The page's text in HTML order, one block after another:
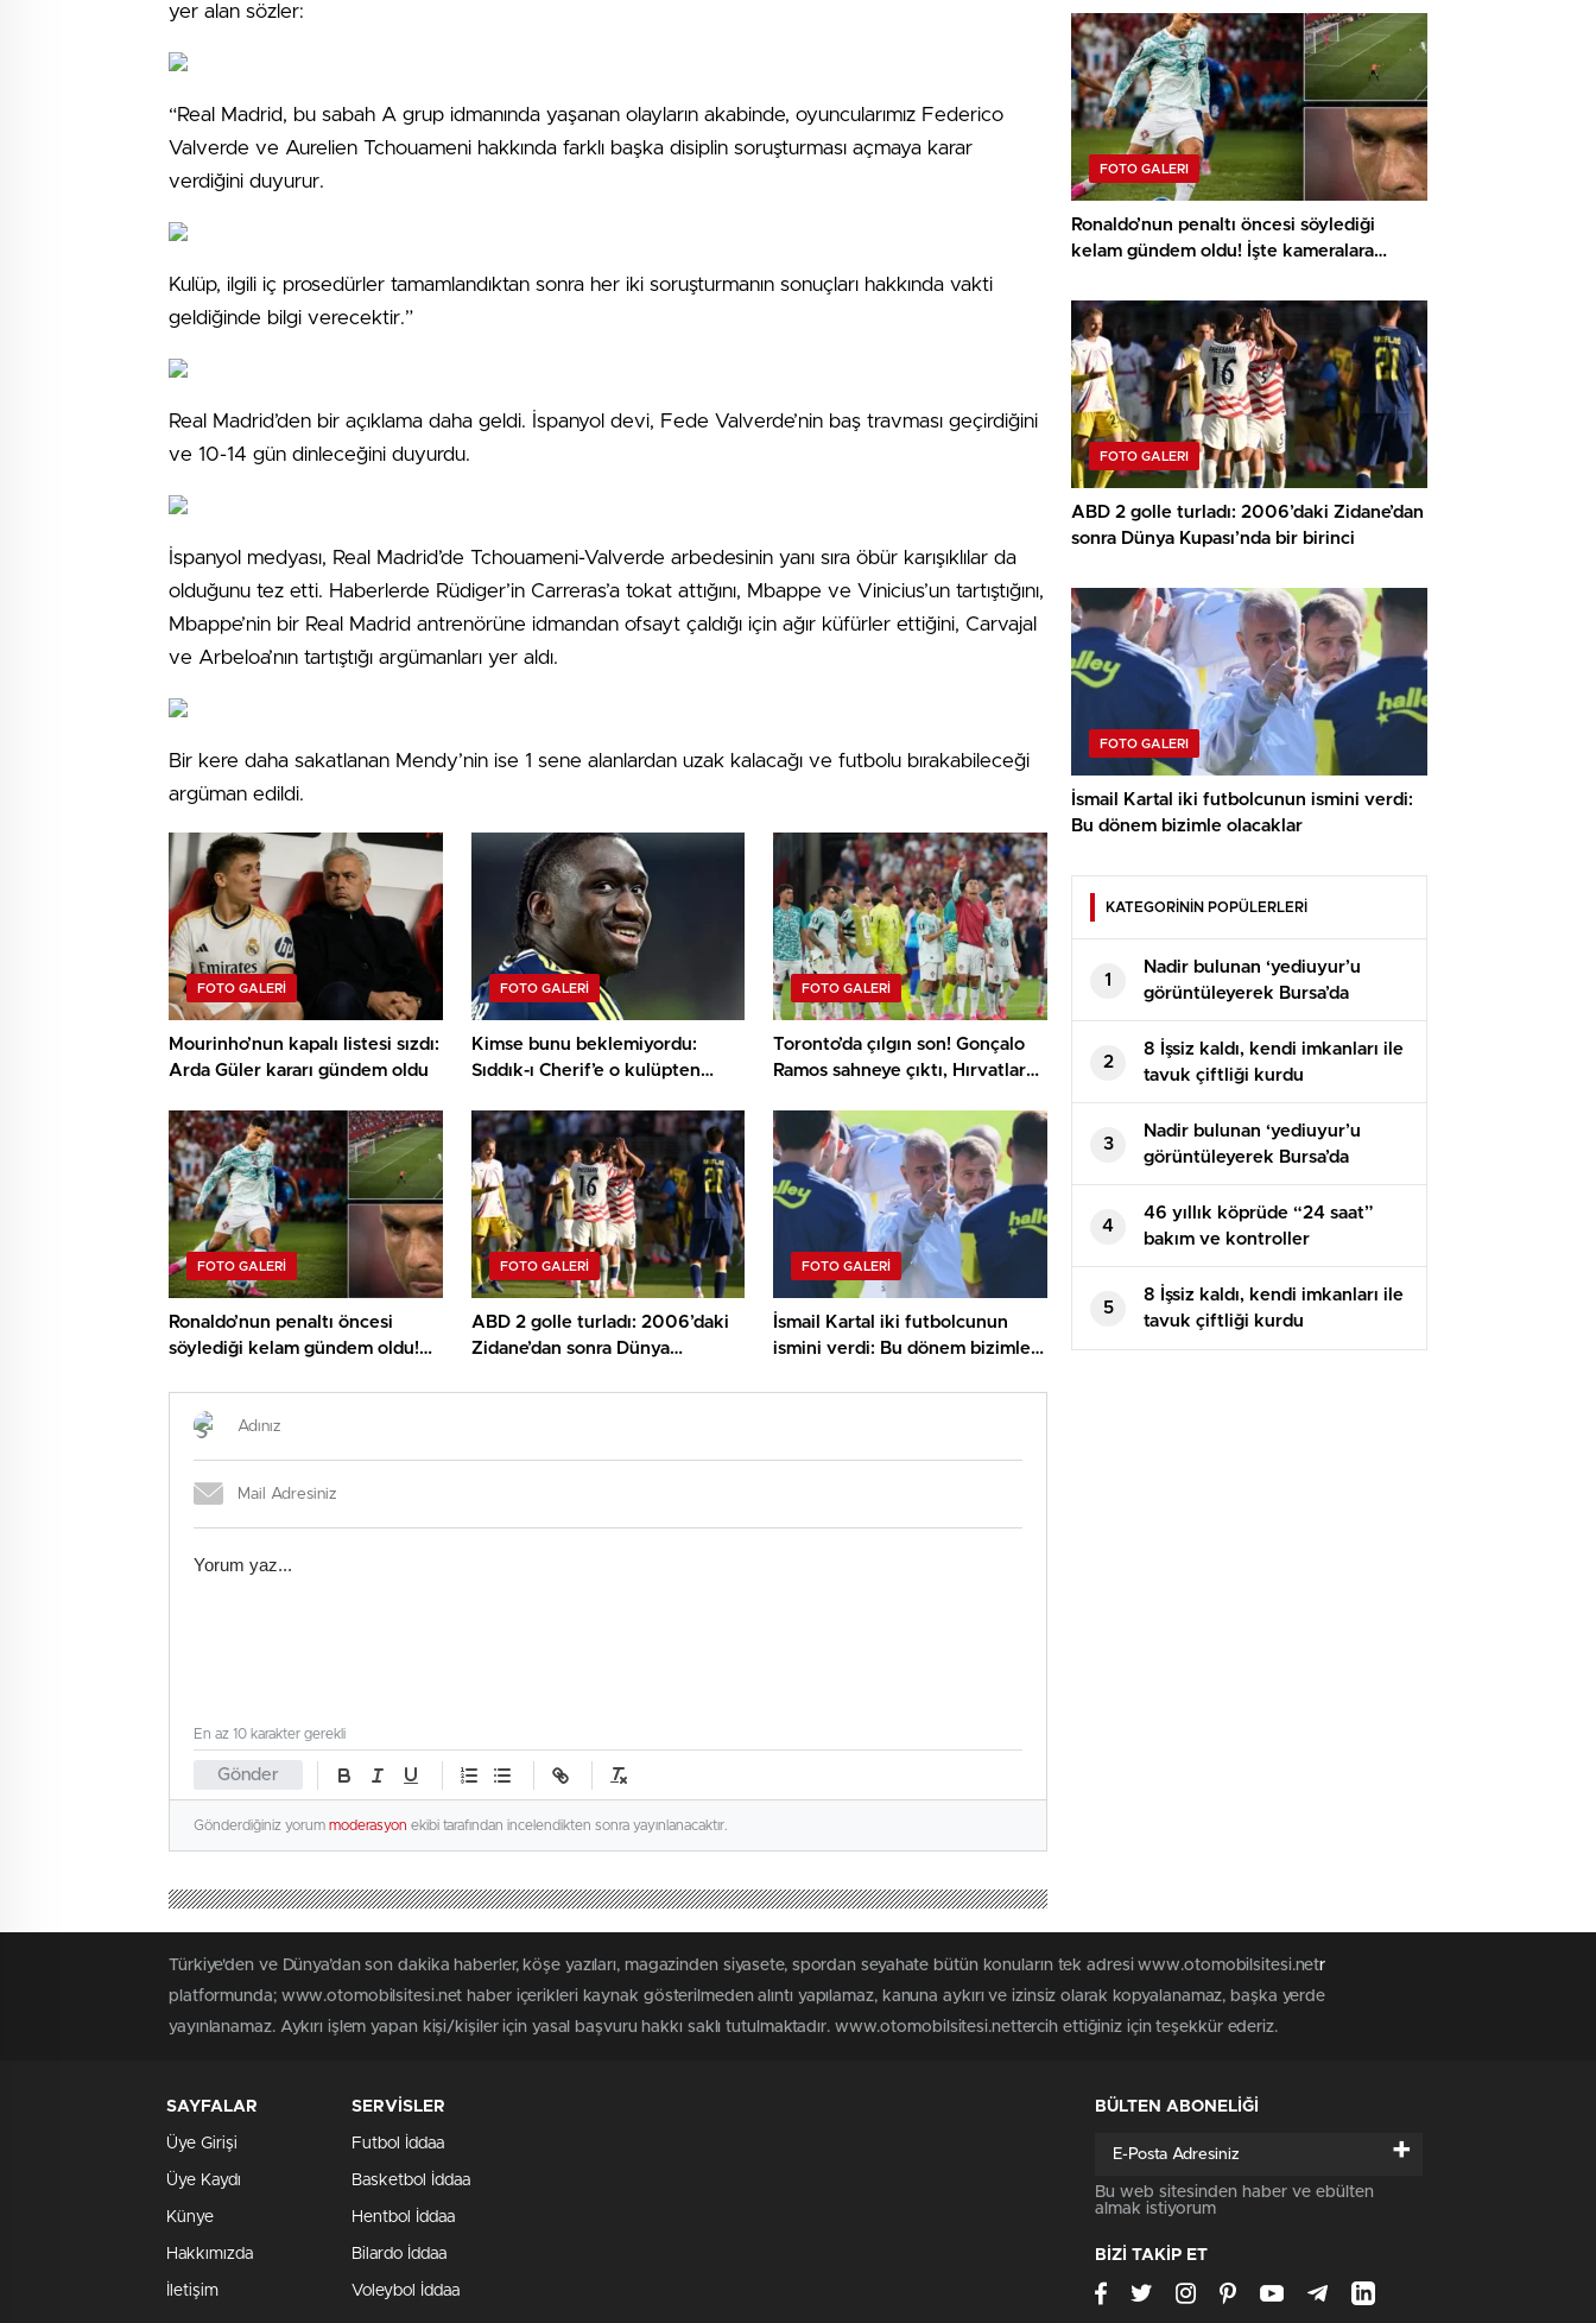
yer alan sözler:
“Real Madrid, bu sabah A grup idmanında yaşanan olayların akabinde, oyuncularımız Federico
Valverde ve Aurelien Tchouameni hakkında farklı başka disiplin soruşturması açmaya karar
verdiğini duyurur.
Kulüp, ilgili iç prosedürler tamamlandıktan sonra her iki soruşturmanın sonuçları hakkında vakti
geldiğinde bilgi verecektir.”
Real Madrid’den bir açıklama daha geldi. İspanyol devi, Fede Valverde’nin baş travması geçirdiğini
ve 10-14 gün dinleceğini duyurdu.
İspanyol medyası, Real Madrid’de Tchouameni-Valverde arbedesinin yanı sıra öbür karışıklılar da
olduğunu tez etti. Haberlerde Rüdiger’in Carreras’a tokat attığını, Mbappe ve Vinicius’un tartıştığını,
Mbappe’nin bir Real Madrid antrenörüne idmandan ofsayt çaldığı için ağır küfürler ettiğini, Carvajal
ve Arbeloa’nın tartıştığı argümanları yer aldı.
Bir kere daha sakatlanan Mendy’nin ise 1 sene alanlardan uzak kalacağı ve futbolu bırakabileceği
argüman edildi.
FOTO GALERI
Mourinho’nun kapalı listesi sızdı:
Arda Güler kararı gündem oldu
FOTO GALERI
Kimse bunu beklemiyordu:
Sıddık-ı Cherif’e o kulüpten
FOTO GALERI
Toronto’da çılgın son! Gonçalo
Ramos sahneye çıktı, Hırvatlar
FOTO GALERI
Ronaldo’nun penaltı öncesi
söylediği kelam gündem oldu!
FOTO GALERI
ABD 2 golle turladı: 2006’daki
Zidane’dan sonra Dünya
FOTO GALERI
İsmail Kartal iki futbolcunun
ismini verdi: Bu dönem bizimle
Gönder
En az 10 karakter gerekli
Gönderdiğiniz yorum moderasyon ekibi tarafından incelendikten sonra yayınlanacaktır.
FOTO GALERI
Ronaldo’nun penaltı öncesi söylediği
kelam gündem oldu! İşte kameralara
FOTO GALERI
ABD 2 golle turladı: 2006’daki Zidane’dan
sonra Dünya Kupası’nda bir birinci
FOTO GALERI
İsmail Kartal iki futbolcunun ismini verdi:
Bu dönem bizimle olacaklar
KATEGORİNİN POPÜLERLERİ
1
Nadir bulunan ‘yediuyur’u
görüntüleyerek Bursa’da
yaşadığını ispatladı
2
8 İşsiz kaldı, kendi imkanları ile
tavuk çiftliği kurdu
3
Nadir bulunan ‘yediuyur’u
görüntüleyerek Bursa’da
yaşadığını ispatladı
4
46 yıllık köprüde “24 saat”
bakım ve kontroller
5
8 İşsiz kaldı, kendi imkanları ile
tavuk çiftliği kurdu
Türkiye'den ve Dünya’dan son dakika haberler, köşe yazıları, magazinden siyasete, spordan seyahate bütün konuların tek adresi www.otomobilsitesi.netr
platformunda; www.otomobilsitesi.net haber içerikleri kaynak gösterilmeden alıntı yapılamaz, kanuna aykırı ve izinsiz olarak kopyalanamaz, başka yerde
yayınlanamaz. Aykırı işlem yapan kişi/kişiler için yasal başvuru hakkı saklı tutulmaktadır. www.otomobilsitesi.nettercih ettiğiniz için teşekkür ederiz.
SAYFALAR
Üye Girişi
Üye Kaydı
Künye
Hakkımızda
İletişim
SERVİSLER
Futbol İddaa
Basketbol İddaa
Hentbol İddaa
Bilardo İddaa
Voleybol İddaa
BÜLTEN ABONELİĞİ
+
Bu web sitesinden haber ve ebülten
almak istiyorum
BİZİ TAKİP ET